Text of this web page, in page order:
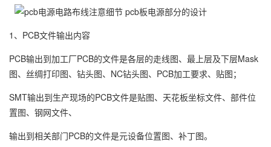
1、PCB文件输出内容
PCB输出到加工厂PCB的文件是各层的走线图、最上层及下层Mask
图、丝绸打印图、钻头图、NC钻头图、PCB加工要求、贴图；
SMT输出到生产现场的PCB文件是贴图、天花板坐标文件、部件位
置图、钢网文件、
输出到相关部门PCB的文件是元设备位置图、补丁图。